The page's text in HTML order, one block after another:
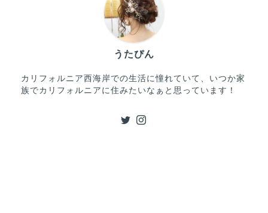
うたぴん
カリフォルニア西海岸での生活に憧れていて、いつか家
族でカリフォルニアに住みたいなぁと思っています！